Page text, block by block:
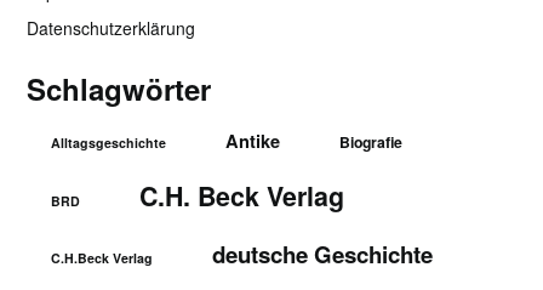
Datenschutzerklärung
Schlagwörter
Alltagsgeschichte Antike Biografie
BRD C.H. Beck Verlag
C.H.Beck Verlag deutsche Geschichte